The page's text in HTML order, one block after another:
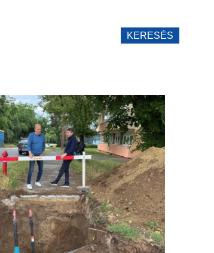
KERESÉS